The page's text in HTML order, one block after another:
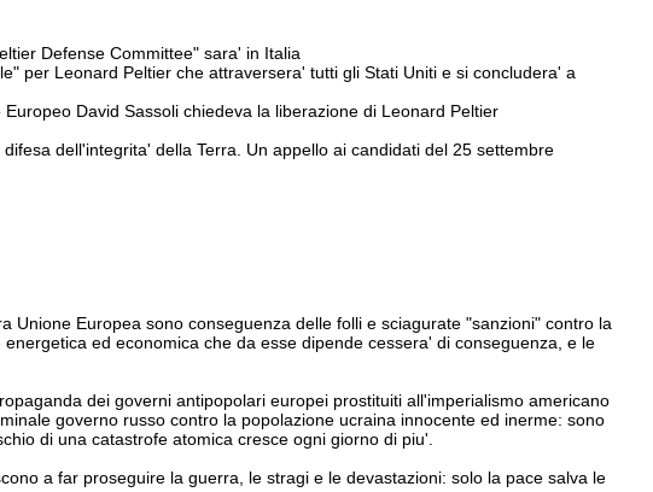
Defense Committee" sara' in Italia
per Leonard Peltier che attraversera' tutti gli Stati Uniti e si concludera' a
David Sassoli chiedeva la liberazione di Leonard Peltier
dell'integrita' della Terra. Un appello ai candidati del 25 settembre
Europea sono conseguenza delle folli e sciagurate "sanzioni" contro la
ed economica che da esse dipende cessera' di conseguenza, e le
dei governi antipopolari europei prostituiti all'imperialismo americano
governo russo contro la popolazione ucraina innocente ed inerme: sono
di una catastrofe atomica cresce ogni giorno di piu'.
a far proseguire la guerra, le stragi e le devastazioni: solo la pace salva le